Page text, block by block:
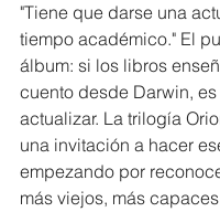
"Tiene que darse una
tiempo académico." El
álbum: si los libros
cuento desde Darwin,
actualizar. La trilogía
una invitación a hacer
empezando por
más viejos, más